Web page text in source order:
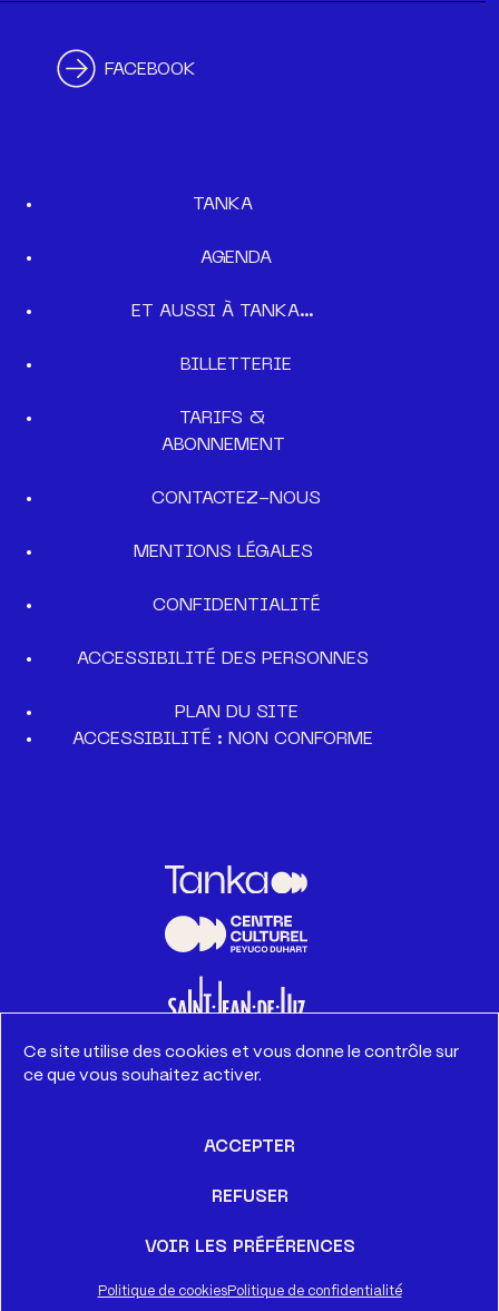
Ce site utilise des cookies et vous donne le contrôle sur
ce que vous souhaitez activer.
ACCEPTER
REFUSER
VOIR LES PRÉFÉRENCES
Politique de cookiesPolitique de confidentialité
FACEBOOK
TANKA
AGENDA
ET AUSSI À TANKA…
BILLETTERIE
TARIFS &
ABONNEMENT
CONTACTEZ-NOUS
MENTIONS LÉGALES
CONFIDENTIALITÉ
ACCESSIBILITÉ DES PERSONNES
PLAN DU SITE
ACCESSIBILITÉ : NON CONFORME